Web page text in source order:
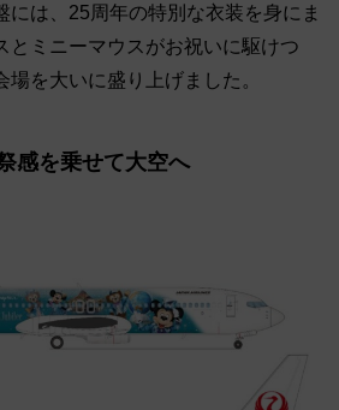
には、25周年の特別な衣装を身にま
とミニーマウスがお祝いに駆けつ
を大いに盛り上げました。
感を乗せて大空へ